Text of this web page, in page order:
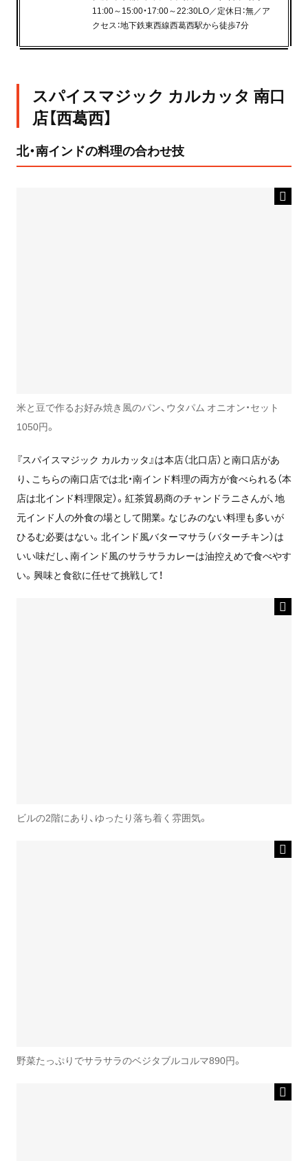
11:00～15:00・17:00～22:30LO／定休日：無／ア
クセス：地下鉄東西線西葛西駅から徒歩7分
スパイスマジック カルカッタ 南口
店【西葛西】
北・南インドの料理の合わせ技
米と豆で作るお好み焼き風のパン、ウタパム オニオン・セット
1050円。
『スパイスマジック カルカッタ』は本店（北口店）と南口店があ
り、こちらの南口店では北・南インド料理の両方が食べられる（本
店は北インド料理限定）。紅茶貿易商のチャンドラニさんが、地
元インド人の外食の場として開業。なじみのない料理も多いが
ひるむ必要はない。北インド風バターマサラ（バターチキン）は
いい味だし、南インド風のサラサラカレーは油控えめで食べやす
い。興味と食欲に任せて挑戦して！
ビルの2階にあり、ゆったり落ち着く雰囲気。
野菜たっぷりでサラサラのベジタブルコルマ890円。